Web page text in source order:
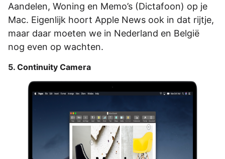
Aandelen, Woning en Memo’s (Dictafoon) op je
Mac. Eigenlijk hoort Apple News ook in dat rijtje,
maar daar moeten we in Nederland en België
nog even op wachten.
5. Continuity Camera